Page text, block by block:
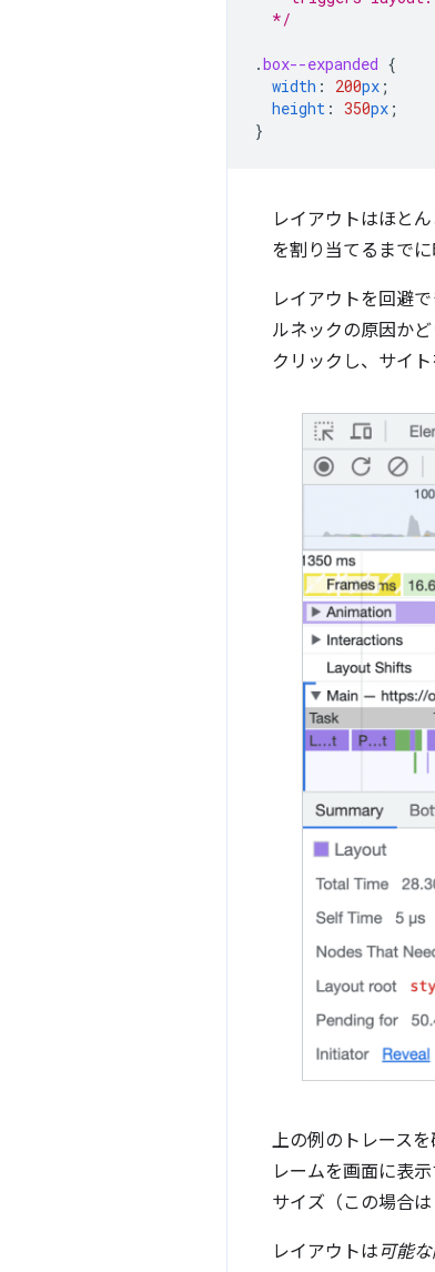
  */
.box--expanded {
width : 200px ;
height : 350px ;
}
レイアウトはほと
を割り当てるまでに
レイアウトを回避
ルネックの原因か
クリックし、サイ
上の例のトレース
レームを画面に表
サイズ（この場合
レイアウトは 可能